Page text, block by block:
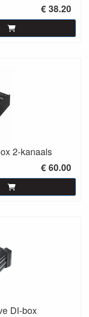
€ 38.20
2-kanaals
€ 60.00
DI-box